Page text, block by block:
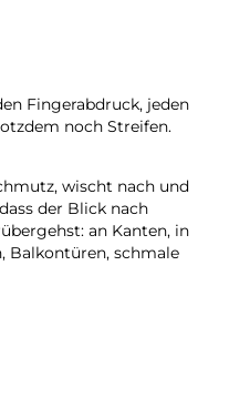
Fingerabdruck, jeden
noch Streifen.
wischt nach und
der Blick nach
an Kanten, in
Balkontüren, schmale
mehr, kein „mach ich